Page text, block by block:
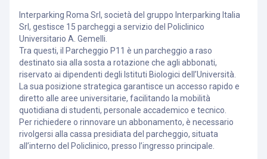
Interparking Roma Srl, società del gruppo Interparking Italia
Srl, gestisce 15 parcheggi a servizio del Policlinico
Universitario A. Gemelli.
Tra questi, il Parcheggio P11 è un parcheggio a raso
destinato sia alla sosta a rotazione che agli abbonati,
riservato ai dipendenti degli Istituti Biologici dell’Università.
La sua posizione strategica garantisce un accesso rapido e
diretto alle aree universitarie, facilitando la mobilità
quotidiana di studenti, personale accademico e tecnico.
Per richiedere o rinnovare un abbonamento, è necessario
rivolgersi alla cassa presidiata del parcheggio, situata
all’interno del Policlinico, presso l’ingresso principale.